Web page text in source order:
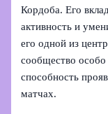
Кордоба. Его
активность и
его одной из
сообщество особо
способность
матчах.